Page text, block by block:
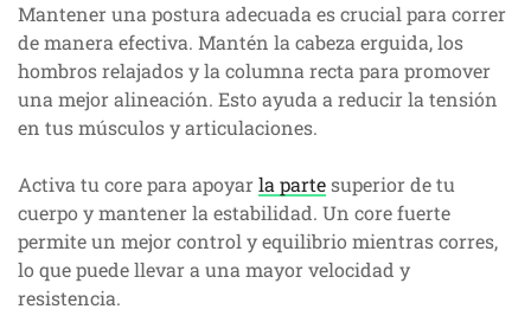
Mantener una postura adecuada es crucial para correr
de manera efectiva. Mantén la cabeza erguida, los
hombros relajados y la columna recta para promover
una mejor alineación. Esto ayuda a reducir la tensión
en tus músculos y articulaciones.
Activa tu core para apoyarla partesuperior de tu
cuerpo y mantener la estabilidad. Un core fuerte
permite un mejor control y equilibrio mientras corres,
lo que puede llevar a una mayor velocidad y
resistencia.